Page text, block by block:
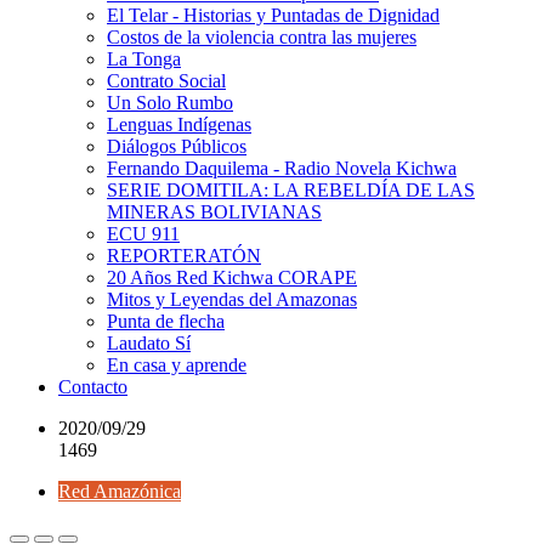
El Telar - Historias y Puntadas de Dignidad
Costos de la violencia contra las mujeres
La Tonga
Contrato Social
Un Solo Rumbo
Lenguas Indígenas
Diálogos Públicos
Fernando Daquilema - Radio Novela Kichwa
SERIE DOMITILA: LA REBELDÍA DE LAS
MINERAS BOLIVIANAS
ECU 911
REPORTERATÓN
20 Años Red Kichwa CORAPE
Mitos y Leyendas del Amazonas
Punta de flecha
Laudato Sí
En casa y aprende
Contacto
2020/09/29
1469
Red Amazónica